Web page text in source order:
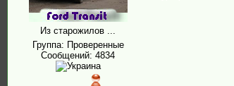
Из старожилов ...
Группа: Проверенные
Сообщений: 4834